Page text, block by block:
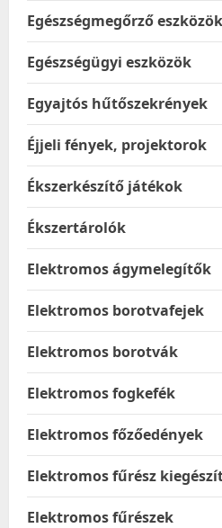
Egészségmegőrző eszközök
Egészségügyi eszközök
Egyajtós hűtőszekrények
Éjjeli fények, projektorok
Ékszerkészítő játékok
Ékszertárolók
Elektromos ágymelegítők
Elektromos borotvafejek
Elektromos borotvák
Elektromos fogkefék
Elektromos főzőedények
Elektromos fűrész
Elektromos fűrészek